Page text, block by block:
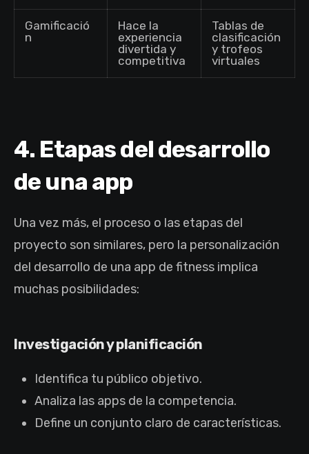
Gamificació
n
Hace la
experiencia
divertida y
competitiva
Tablas de
clasificación
y trofeos
virtuales
4. Etapas del desarrollo
de una app
Una vez más, el proceso o las etapas del
proyecto son similares, pero la personalización
del desarrollo de una app de fitness implica
muchas posibilidades:
Investigación y planificación
Identifica tu público objetivo.
Analiza las apps de la competencia.
Define un conjunto claro de características.